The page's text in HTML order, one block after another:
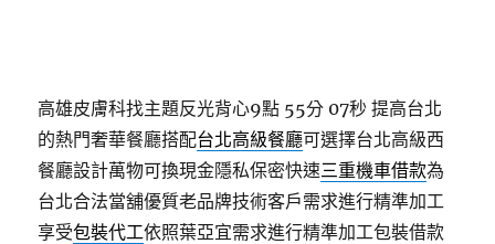
高雄皮膚科找主題反光背心9點 55分 07秒 提高台北
的熱門奢華餐廳搭配台北高級餐廳可選擇台北高級西
餐廳設計萬物可換現金隱私保密快速三重機車借款為
台北合法當舖優質老品牌技術客戶需求進行精準加工
享受包裝代工依照葉亞宜需求進行精準加工包裝借款